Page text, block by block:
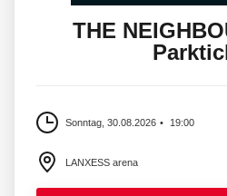
THE
Sonntag, 30.08.2026 19:00
LANXESS arena